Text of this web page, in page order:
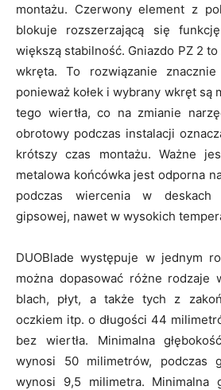
montażu. Czerwony element z
blokuje rozszerzającą się
większą stabilność. Gniazdo PZ 2 to
wkręta. To rozwiązanie znacznie
ponieważ kołek i wybrany wkręt są
tego wiertła, co na zmianie
obrotowy podczas instalacji
krótszy czas montażu. Ważne
metalowa końcówka jest odporna
podczas wiercenia w
gipsowej, nawet w wysokich
DUOBlade występuje w jednym
można dopasować różne rodzaje
blach, płyt, a także tych z
oczkiem itp. o długości 44
bez wiertła. Minimalna
wynosi 50 milimetrów, podczas
wynosi 9,5 milimetra. Minimalna